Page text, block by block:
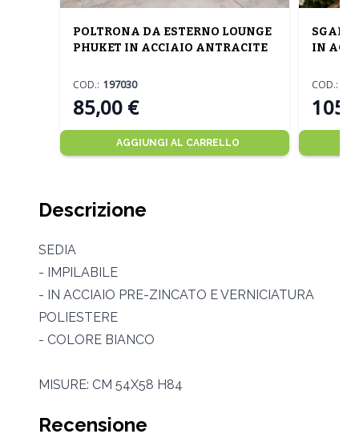
POLTRONA DA ESTERNO LOUNGE
PHUKET IN ACCIAIO ANTRACITE
85,00 €
COD.: 197030
AGGIUNGI AL CARRELLO
IN
COD.:
Descrizione
SEDIA
- IMPILABILE
- IN ACCIAIO PRE-ZINCATO E VERNICIATURA
POLIESTERE
- COLORE BIANCO
MISURE: CM 54X58 H84
Recensione